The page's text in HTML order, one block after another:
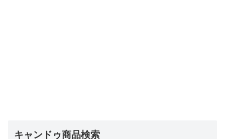
キャンドゥ商品検索